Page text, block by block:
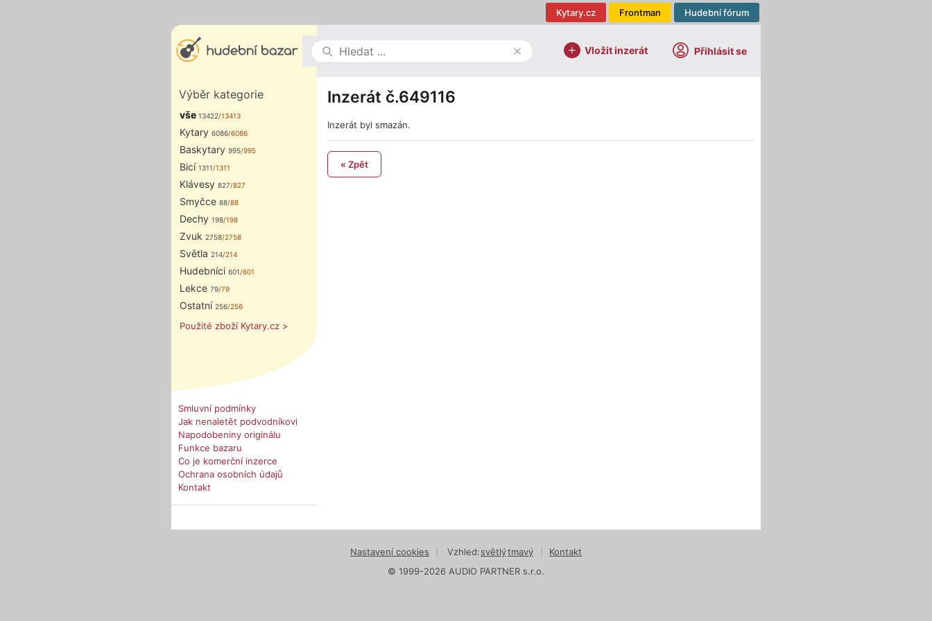
Hudební fórum
Frontman
Kytary.cz
Vložit inzerát Přihlásit se
Výběr kategorie
vše 13422/13413
Kytary 6086/6086
Baskytary 995/995
Bicí 1311/1311
Klávesy 827/827
Smyčce 88/88
Dechy 198/198
Zvuk 2758/2758
Světla 214/214
Hudebníci 601/601
Lekce 79/79
Ostatní 256/256
Použité zboží Kytary.cz >
Smluvní podmínky
Jak nenaletět podvodníkovi
Napodobeniny originálu
Funkce bazaru
Co je komerční inzerce
Ochrana osobních údajů
Kontakt
Inzerát č.649116
Inzerát byl smazán.
« Zpět
Nastavení cookies Vzhled:světlýtmavý
Kontakt
© 1999-2026 AUDIO PARTNER s.r.o.